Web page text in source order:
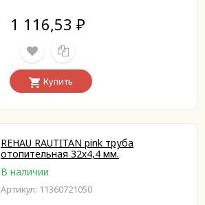
1 116,53 ₽
Купить
REHAU RAUTITAN pink труба
отопительная 32х4,4 мм.
В наличии
Артикул: 11360721050